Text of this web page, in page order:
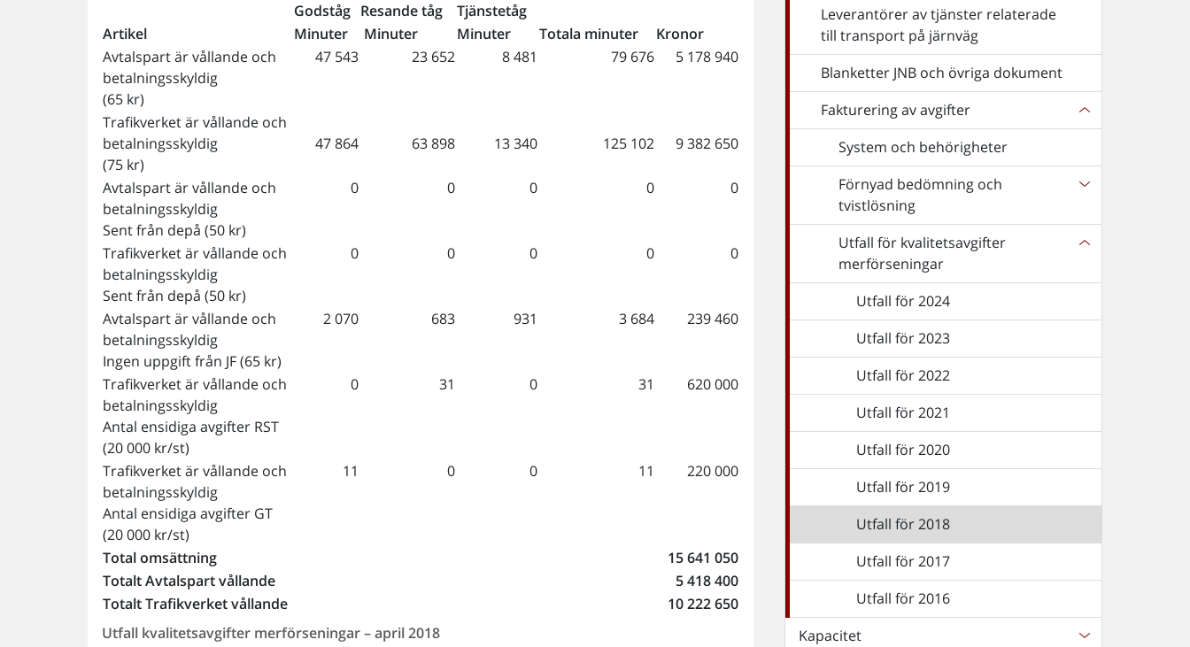
Utfall kvalitetsavgifter merförseningar – april 2018
Godståg Resande tåg
Tjänstetåg
Artikel
Minuter Minuter Minuter Totala minuter
Kronor
Avtalspart är vållande och
betalningsskyldig
(65 kr)
47 543 23 652 8 481 79 676 5 178 940
Trafikverket är vållande och
betalningsskyldig
(75 kr)
47 864 63 898 13 340 125 102 9 382 650
Avtalspart är vållande och
betalningsskyldig
Sent från depå (50 kr)
0 0 0 0 0
Trafikverket är vållande och
betalningsskyldig
Sent från depå (50 kr)
0 0 0 0 0
Avtalspart är vållande och
betalningsskyldig
Ingen uppgift från JF (65 kr)
2 070 683 931 3 684 239 460
Trafikverket är vållande och
betalningsskyldig
Antal ensidiga avgifter RST
(20 000 kr/st)
0 31 0 31 620 000
Trafikverket är vållande och
betalningsskyldig
Antal ensidiga avgifter GT
(20 000 kr/st)
11 0 0 11 220 000
Total omsättning
15 641 050
Totalt Avtalspart vållande
5 418 400
Totalt Trafikverket vållande
10 222 650
Leverantörer av tjänster relaterade
till transport på järnväg
Blanketter JNB och övriga dokument
Fakturering av avgifter
System och behörigheter
Förnyad bedömning och
tvistlösning
Utfall för kvalitetsavgifter
merförseningar
Utfall för 2024
Utfall för 2023
Utfall för 2022
Utfall för 2021
Utfall för 2020
Utfall för 2019
Utfall för 2018
Utfall för 2017
Utfall för 2016
Kapacitet